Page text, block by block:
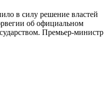
в силу решение властей
об официальном
Премьер-министр